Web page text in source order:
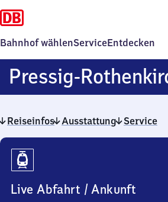
Bahnhof wählenServiceEntdecken
Pressig-
Reiseinfos Ausstattung Service
Reiseinfos
Live Abfahrt / Ankunft